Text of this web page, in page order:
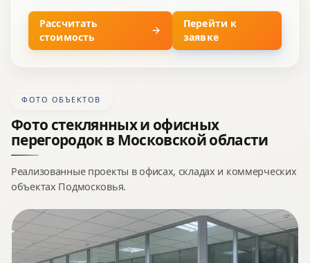
Рассчитать
стоимость
Перейти к
заявке
ФОТО ОБЪЕКТОВ
Фото стеклянных и офисных
перегородок в Московской области
Реализованные проекты в офисах, складах и коммерческих
объектах Подмосковья.